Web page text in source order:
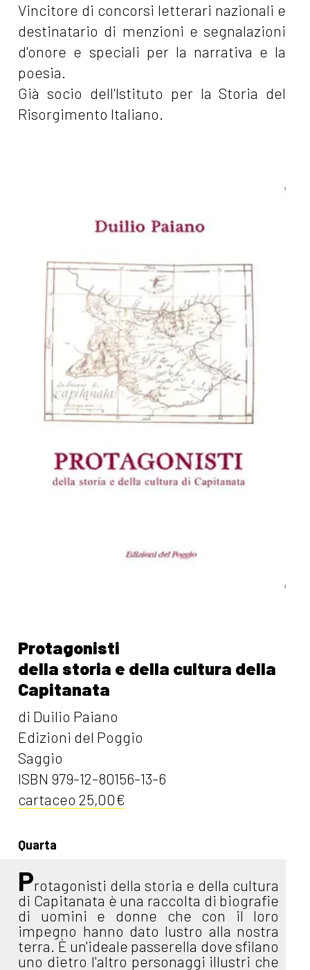
Vincitore di concorsi letterari nazionali e
destinatario di menzioni e segnalazioni
d'onore e speciali per la narrativa e la
poesia.
Già socio dell'Istituto per la Storia del
Risorgimento Italiano.
Protagonisti
della storia e della cultura della
Capitanata
di Duilio Paiano
Edizioni del Poggio
Saggio
ISBN 979-12-80156-13-6
cartaceo 25,00€
Quarta
Protagonisti della storia e della cultura
di Capitanata è una raccolta di biografie
di uomini e donne che con il loro
impegno hanno dato lustro alla nostra
terra. È un'ideale passerella dove sfilano
uno dietro l'altro personaggi illustri che